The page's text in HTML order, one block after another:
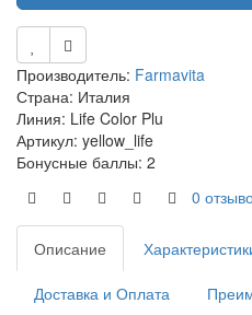
Производитель: Farmavita
Страна: Италия
Линия: Life Color Plu
Артикул: yellow_life
Бонусные баллы: 2
0
Описание
Доставка и Оплата